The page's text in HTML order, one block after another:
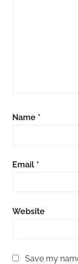
Name *
Email *
Website
Save my